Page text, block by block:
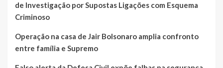
de Investigação por Supostas Ligações com Esquema
Criminoso
Operação na casa de Jair Bolsonaro amplia confronto
entre família e Supremo